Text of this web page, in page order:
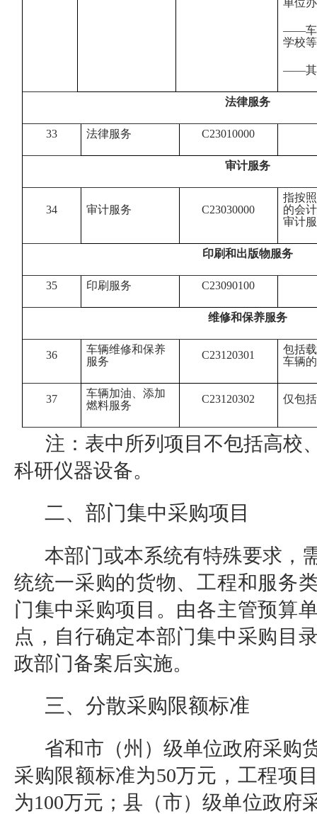
单位
——车
学校
——其
法律服务
33 法律服务 C23010000
审计服务
34 审计服务 C23030000
指按
的会
审计
印刷和出版物服务
35 印刷服务 C23090100
维修和保养服务
36
车辆维修和保养
服务
C23120301
包括
车辆
37
车辆加油、添加
燃料服务
C23120302 仅包
注：表中所列项目不包括高校
科研仪器设备。
二、部门集中采购项目
本部门或本系统有特殊要求，
统统一采购的货物、工程和服务
门集中采购项目。由各主管预算
点，自行确定本部门集中采购目
政部门备案后实施。
三、分散采购限额标准
省和市（州）级单位政府采购
采购限额标准为50万元，工程项
为100万元；县（市）级单位政府